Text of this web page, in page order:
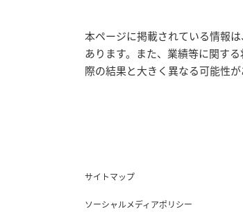
本ページに掲載されている情報
あります。また、業績等に関す
際の結果と大きく異なる可能性
サイトマップ
ソーシャルメディアポリシー